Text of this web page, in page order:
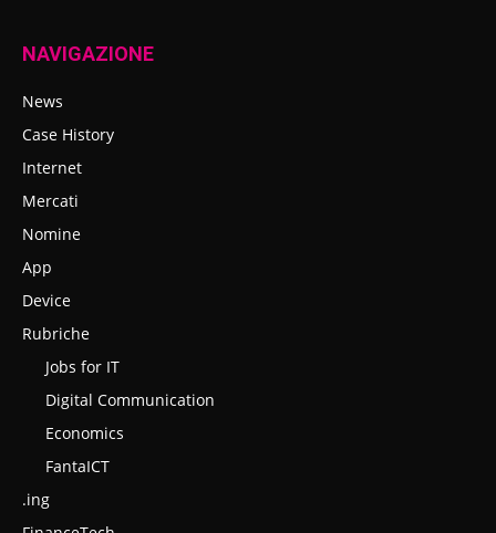
NAVIGAZIONE
News
Case History
Internet
Mercati
Nomine
App
Device
Rubriche
Jobs for IT
Digital Communication
Economics
FantaICT
.ing